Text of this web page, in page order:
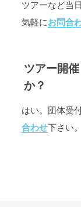
ツアーなど当
気軽にお問合
ツアー開
か？
はい。団体受
合わせ下さい。